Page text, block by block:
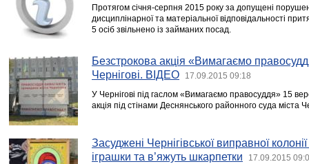
Протягом січня-серпня 2015 року за допущені
дисциплінарної та матеріальної відповідальності
5 осіб звільнено із займаних посад.
Безстрокова акція «Вимагаємо
Чернігові. ВІДЕО
17.09.2015 09:18
У Чернігові під гаслом «Вимагаємо правосуддя» 15
акція під стінами Деснянського районного суда міста
Засуджені Чернігівської виправної
іграшки та в’яжуть шкарпетки
17.09.2015